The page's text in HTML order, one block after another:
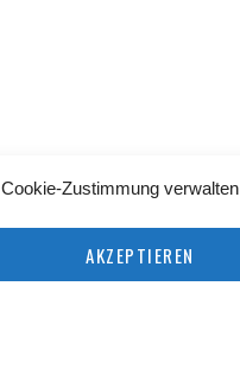
Cookie-Zustimmung verwalten
AKZEPTIEREN